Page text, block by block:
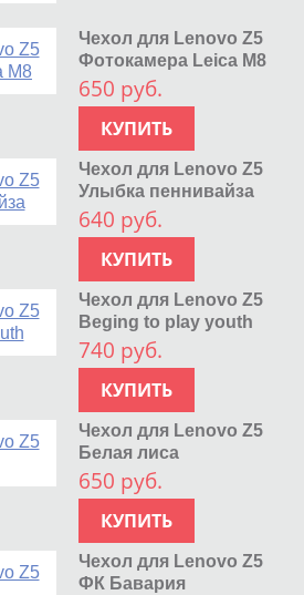
Чехол для Lenovo Z5
Фотокамера Leica M8
650 руб.
КУПИТЬ
Чехол для Lenovo Z5
Улыбка пеннивайза
640 руб.
КУПИТЬ
Чехол для Lenovo Z5
Beging to play youth
740 руб.
КУПИТЬ
Чехол для Lenovo Z5
Белая лиса
650 руб.
КУПИТЬ
Чехол для Lenovo Z5
ФК Бавария